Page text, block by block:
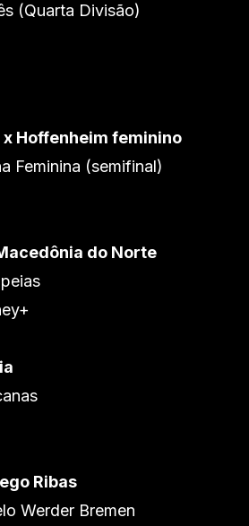
(Quarta Divisão)
Hoffenheim feminino
Feminina (semifinal)
do Norte
Ribas
Werder Bremen